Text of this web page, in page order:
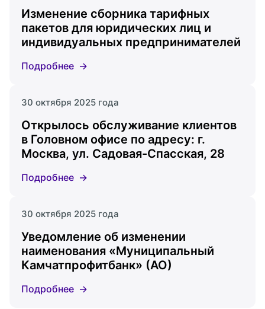
Изменение сборника тарифных
пакетов для юридических лиц и
индивидуальных предпринимателей
Подробнее
30 октября 2025 года
Открылось обслуживание клиентов
в Головном офисе по адресу: г.
Москва, ул. Садовая-Спасская, 28
Подробнее
30 октября 2025 года
Уведомление об изменении
наименования «Муниципальный
Камчатпрофитбанк» (АО)
Подробнее